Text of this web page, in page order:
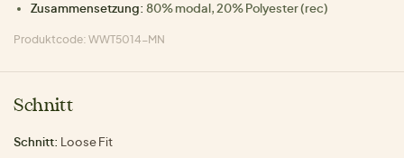
Zusammensetzung: 80% modal, 20% Polyester (rec)
Produktcode: WWT5014-MN
Schnitt
Schnitt: Loose Fit